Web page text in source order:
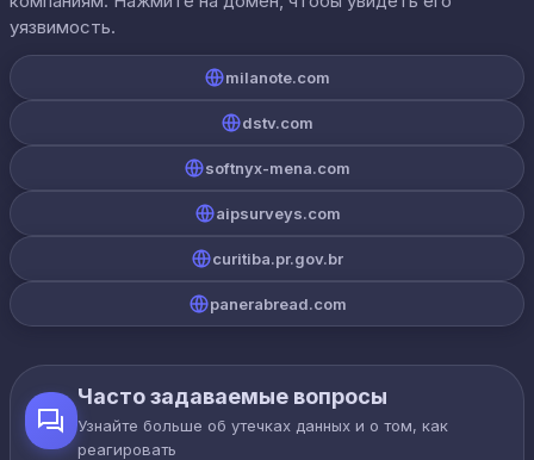
уязвимость.
milanote.com
dstv.com
softnyx-mena.com
aipsurveys.com
curitiba.pr.gov.br
panerabread.com
Часто задаваемые вопросы
Узнайте больше об утечках данных и о том, как
реагировать